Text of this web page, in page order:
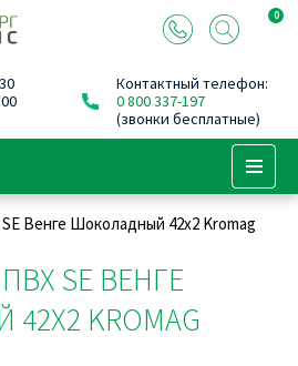
0
Контактный телефон:
0 800 337-197
(звонки бесплатные)
Венге Шоколадный 42х2 Kromag
SЕ ВЕНГЕ
KROMAG